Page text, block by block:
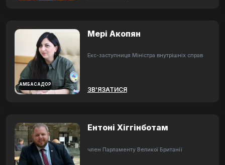
АМБАСАДОР
Мері Акопян
Екс-заступниця Міністра внутрішніх справ
ЗВ'ЯЗАТИСЯ
Ентоні Хіггінботам
член Парламенту Великої Британії